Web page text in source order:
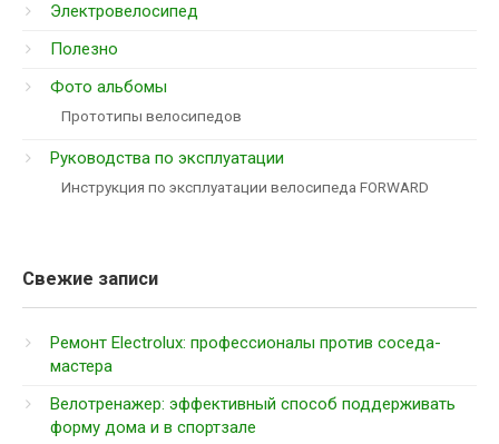
Электровелосипед
Полезно
Фото альбомы
Прототипы велосипедов
Руководства по эксплуатации
Инструкция по эксплуатации велосипеда FORWARD
Свежие записи
Ремонт Electrolux: профессионалы против соседа-
мастера
Велотренажер: эффективный способ поддерживать
форму дома и в спортзале